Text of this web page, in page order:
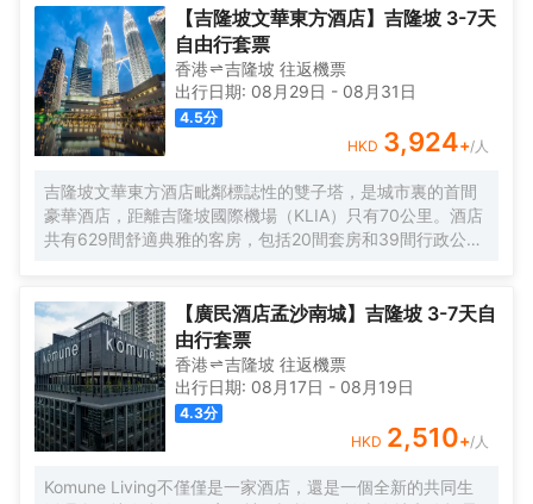
推薦美味MO Curry Laksa ，香蘭葉（麪包甜點）和SUSHI
TAKA（日本料理）也會讓您大吃一驚，定會對香蘭葉蛋奶煎糕和鰻
魚壽司讚不絕口。</br>酒店種類繁多的休閒設施能為每一位下榻於
此的您創造多元化的休閒空間，這其中包括Spa和健身室。24小時
開放的前台服務可為您隨時提供信息，以幫助您探索這個魅力之
都。
的一天後想在自己的客房內放鬆，提供拖鞋和24小時熱水的客房浴
室是不錯的選擇。您可以到酒吧與朋友暢飲聊天度過閒暇時光。酒
店周邊的美食也等待着您的探索，Mosaic（自助餐）會供應一流的
推薦美味MO Curry Laksa ，香蘭葉（麪包甜點）和SUSHI
TAKA（日本料理）也會讓您大吃一驚，定會對香蘭葉蛋奶煎糕和鰻
魚壽司讚不絕口。</br>酒店種類繁多的休閒設施能為每一位下榻於
此的您創造多元化的休閒空間，這其中包括Spa和健身室。24小時
都。
【吉隆坡文華東方酒店】吉隆坡 3-7天
自由行套票
香港 吉隆坡 往返機票
出行日期: 08月29日 - 08月31日
4.5分
HKD 3,924+/人
吉隆坡文華東方酒店毗鄰標誌性的雙子塔，是城市裏的首間
豪華酒店，距離吉隆坡國際機場（KLIA）只有70公里。酒店
共有629間舒適典雅的客房，包括20間套房和39間行政公
供146間客房和20間套房，客人可專享文華東方會行政貴賓
廊設施的優待。客人可以在房內免費上網。酒店內的餐飲和
酒吧令人更加難忘。客人可以在酒店的7間餐廳，酒吧和休息
室盡情享受或舉辦慶祝活動。酒店設有豐富的會議和宴會設
施，包括一個可容納1,800位賓客的無柱式大宴會廳，鑽石宴
會廳也可容納500位客人。酒店的16個功能室都配備了可用
於研討會，國際會議，展覽，婚禮等活動的視聽設備。文華
東方酒店活力俱樂部及水療中心為賓客提供一個寧靜的氛
【廣民酒店孟沙南城】吉隆坡 3-7天自
由行套票
香港 吉隆坡 往返機票
出行日期: 08月17日 - 08月19日
4.3分
HKD 2,510+/人
Komune Living不僅僅是一家酒店，還是一個全新的共同生